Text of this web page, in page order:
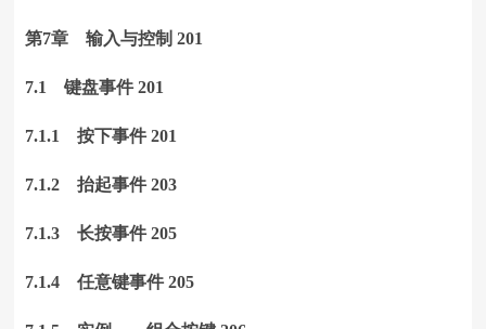
第7章 输入与控制 201
7.1 键盘事件 201
7.1.1 按下事件 201
7.1.2 抬起事件 203
7.1.3 长按事件 205
7.1.4 任意键事件 205